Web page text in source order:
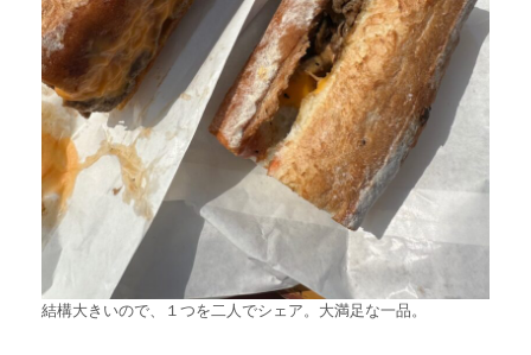
結構大きいので、１つを二人でシェア。大満足な一品。